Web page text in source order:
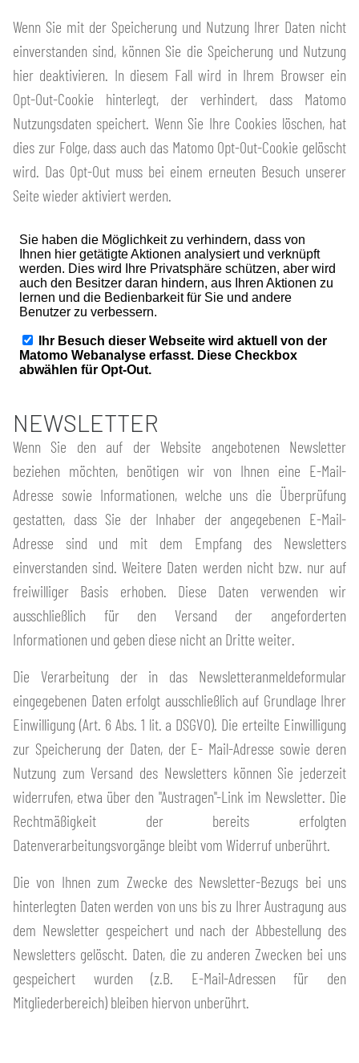
Wenn Sie mit der Speicherung und Nutzung Ihrer Daten nicht
einverstanden sind, können Sie die Speicherung und Nutzung
hier deaktivieren. In diesem Fall wird in Ihrem Browser ein
Opt-Out-Cookie hinterlegt, der verhindert, dass Matomo
Nutzungsdaten speichert. Wenn Sie Ihre Cookies löschen, hat
dies zur Folge, dass auch das Matomo Opt-Out-Cookie gelöscht
wird. Das Opt-Out muss bei einem erneuten Besuch unserer
Seite wieder aktiviert werden.
NEWSLETTER
Wenn Sie den auf der Website angebotenen Newsletter
beziehen möchten, benötigen wir von Ihnen eine E-Mail-
Adresse sowie Informationen, welche uns die Überprüfung
gestatten, dass Sie der Inhaber der angegebenen E-Mail-
Adresse sind und mit dem Empfang des Newsletters
einverstanden sind. Weitere Daten werden nicht bzw. nur auf
freiwilliger Basis erhoben. Diese Daten verwenden wir
ausschließlich für den Versand der angeforderten
Informationen und geben diese nicht an Dritte weiter.
Die Verarbeitung der in das Newsletteranmeldeformular
eingegebenen Daten erfolgt ausschließlich auf Grundlage Ihrer
Einwilligung (Art. 6 Abs. 1 lit. a DSGVO). Die erteilte Einwilligung
zur Speicherung der Daten, der E- Mail-Adresse sowie deren
Nutzung zum Versand des Newsletters können Sie jederzeit
widerrufen, etwa über den "Austragen"-Link im Newsletter. Die
Rechtmäßigkeit der bereits erfolgten
Datenverarbeitungsvorgänge bleibt vom Widerruf unberührt.
Die von Ihnen zum Zwecke des Newsletter-Bezugs bei uns
hinterlegten Daten werden von uns bis zu Ihrer Austragung aus
dem Newsletter gespeichert und nach der Abbestellung des
Newsletters gelöscht. Daten, die zu anderen Zwecken bei uns
gespeichert wurden (z.B. E-Mail-Adressen für den
Mitgliederbereich) bleiben hiervon unberührt.